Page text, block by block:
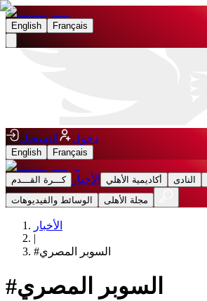
English Français
دخول التسجيل
English Français
كـــرة القـــدم الأخبار أكاديمية الأهلي النادى
الوسائط والفيديوهات
مجلة الأهلى
الأخبار
|
#السوبر المصري
#السوبر المصري